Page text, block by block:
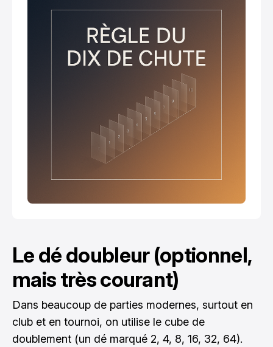
Le dé doubleur (optionnel,
mais très courant)
Dans beaucoup de parties modernes, surtout en
club et en tournoi, on utilise le cube de
doublement (un dé marqué 2, 4, 8, 16, 32, 64).